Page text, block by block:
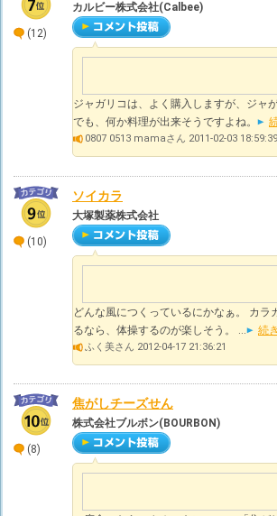
(12)
カルビー株式会社(Calbee)
ジャガリコは、よく購入しますが、ジャ
でも、何か料理が出来そうですよね。
0807 0513 mamaさん 2011-02-03 18:59:39
(10)
ソイカラ
大塚製薬株式会社
どんな風につくっているにかなぁ。 カ
るなら、体操するのが楽しそう。 ...
続
ふく美さん 2012-04-17 21:36:21
(8)
焦がしチーズせん
株式会社ブルボン(BOURBON)